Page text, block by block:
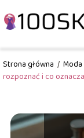
Strona główna /
rozpoznać i co